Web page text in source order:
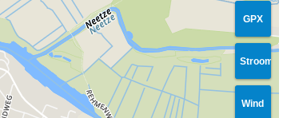
GPX
Stroom
Wind